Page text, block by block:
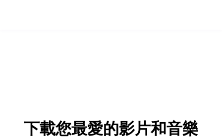
下載您最愛的影片和音樂